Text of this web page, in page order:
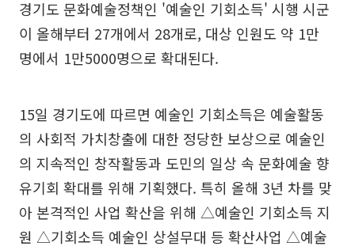
경기도 문화예술정책인 '예술인 기회소득' 시행 시군
이 올해부터 27개에서 28개로, 대상 인원도 약 1만
명에서 1만5000명으로 확대된다.
15일 경기도에 따르면 예술인 기회소득은 예술활동
의 사회적 가치창출에 대한 정당한 보상으로 예술인
의 지속적인 창작활동과 도민의 일상 속 문화예술 향
유기회 확대를 위해 기획했다. 특히 올해 3년 차를 맞
아 본격적인 사업 확산을 위해 △예술인 기회소득 지
원 △기회소득 예술인 상설무대 등 확산사업 △예술